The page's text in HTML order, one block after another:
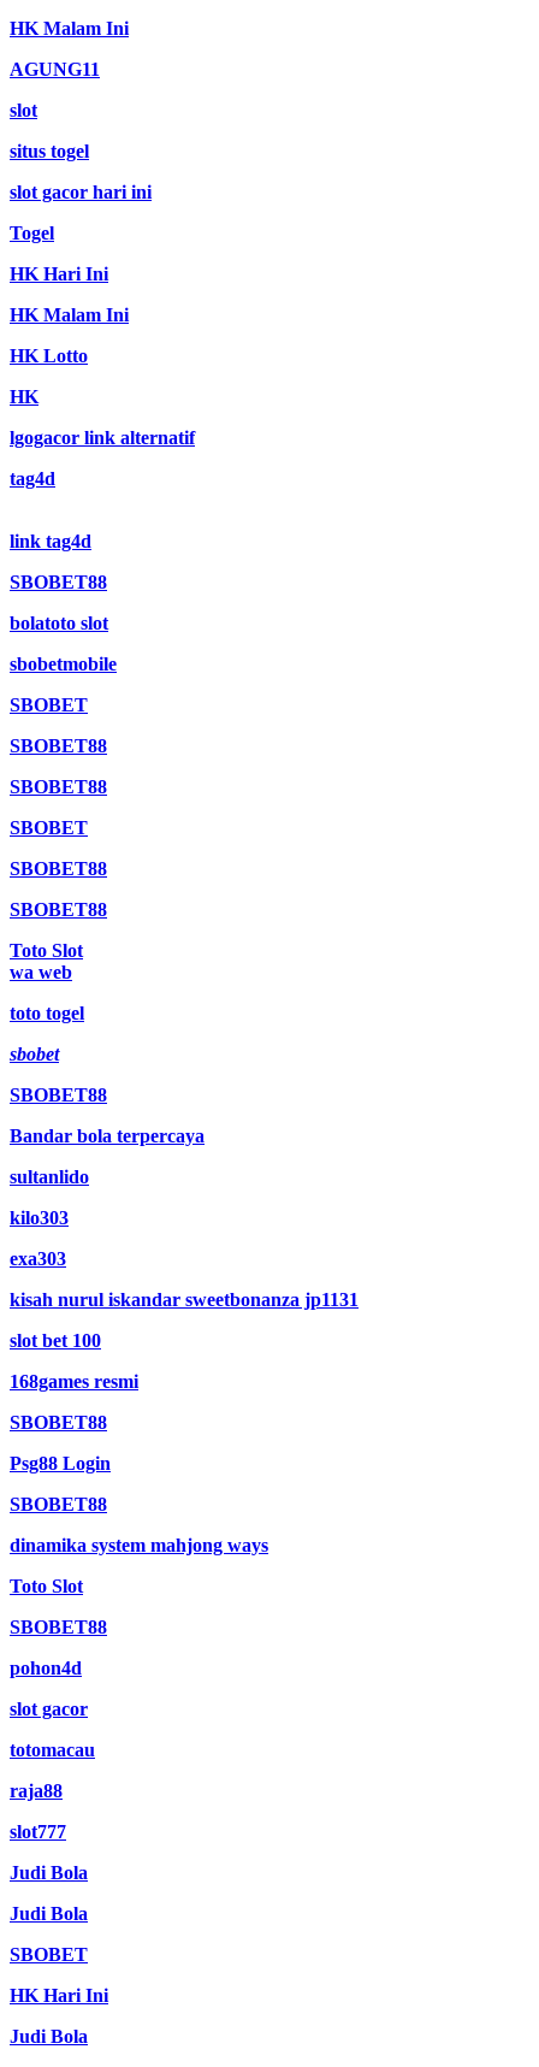
HK Malam Ini
AGUNG11
slot
situs togel
slot gacor hari ini
Togel
HK Hari Ini
HK Malam Ini
HK Lotto
HK
lgogacor link alternatif
tag4d
link tag4d
SBOBET88
bolatoto slot
sbobetmobile
SBOBET
SBOBET88
SBOBET88
SBOBET
SBOBET88
SBOBET88
Toto Slot
wa web
toto togel
sbobet
SBOBET88
Bandar bola terpercaya
sultanlido
kilo303
exa303
kisah nurul iskandar sweetbonanza jp1131
slot bet 100
168games resmi
SBOBET88
Psg88 Login
SBOBET88
dinamika system mahjong ways
Toto Slot
SBOBET88
pohon4d
slot gacor
totomacau
raja88
slot777
Judi Bola
Judi Bola
SBOBET
HK Hari Ini
Judi Bola